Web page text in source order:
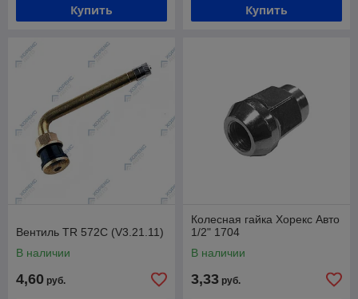
Купить Купить
Вентиль TR 572С (V3.21.11)
В наличии
4,60 руб.
Колесная гайка Хорекс Авто
1/2" 1704
В наличии
3,33 руб.